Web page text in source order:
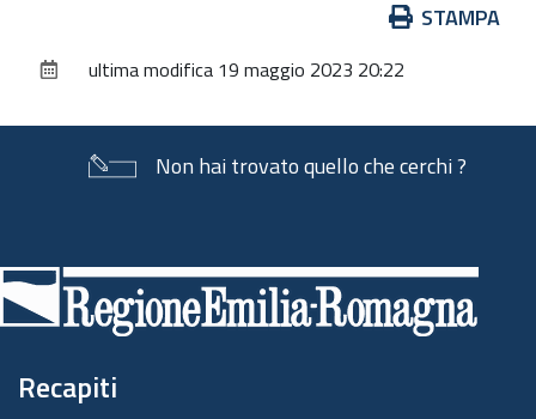
documento
STAMPA
ultima modifica 19 maggio 2023 20:22
Non hai trovato quello che cerchi ?
di
pagina
Recapiti